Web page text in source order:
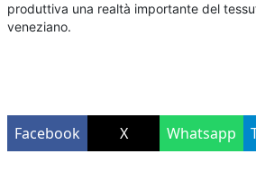
produttiva una realtà importante del
veneziano.
Facebook X Whatsapp